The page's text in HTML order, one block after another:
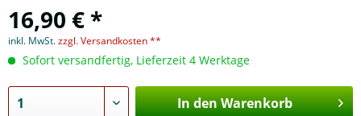
16,90 € *
inkl. MwSt.zzgl. Versandkosten **
Sofort versandfertig, Lieferzeit 4 Werktage
In den Warenkorb